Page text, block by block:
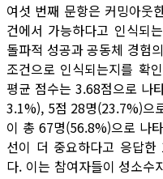
여섯 번째 문항은 커밍아웃
건에서 가능하다고 인식되
돌파적 성공과 공동체 경험
조건으로 인식되는지를 확
평균 점수는 3.68점으로 나
3.1%), 5점 28명(23.7%)으
이 총 67명(56.8%)으로 나
선이 더 중요하다고 응답
다. 이는 참여자들이 성소수